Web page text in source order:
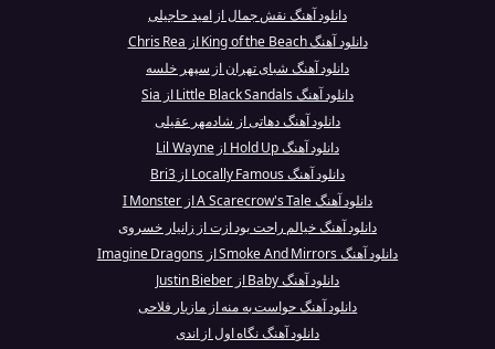
دانلود آهنگ نقش جمال از امید حاجیلی
دانلود آهنگ King of the Beach از Chris Rea
دانلود آهنگ شبای تهران از سپهر خلسه
دانلود آهنگ Little Black Sandals از Sia
دانلود آهنگ دهاتی از شادمهر عقیلی
دانلود آهنگ Hold Up از Lil Wayne
دانلود آهنگ Locally Famous از Bri3
دانلود آهنگ A Scarecrow's Tale از I Monster
دانلود آهنگ خیالم راحت بود ازت از زانیار خسروی
دانلود آهنگ Smoke And Mirrors از Imagine Dragons
دانلود آهنگ Baby از Justin Bieber
دانلود آهنگ حواست به منه از مازیار فلاحی
دانلود آهنگ نگاه اول از اندی